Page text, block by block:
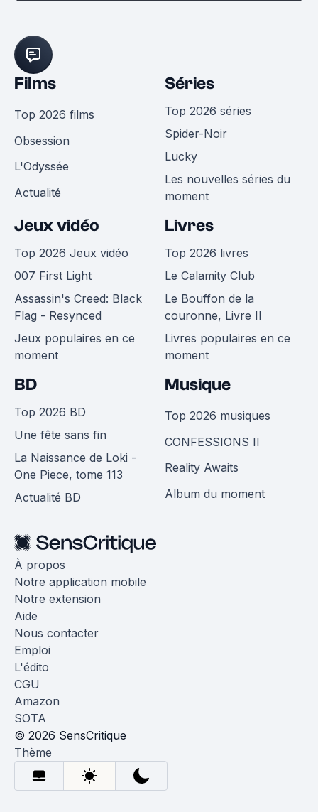
Films
Top 2026 films
Obsession
L'Odyssée
Actualité
Séries
Top 2026 séries
Spider-Noir
Lucky
Les nouvelles séries du
moment
Jeux vidéo
Top 2026 Jeux vidéo
007 First Light
Assassin's Creed: Black
Flag - Resynced
Jeux populaires en ce
moment
Livres
Top 2026 livres
Le Calamity Club
Le Bouffon de la
couronne, Livre II
Livres populaires en ce
moment
BD
Top 2026 BD
Une fête sans fin
La Naissance de Loki -
One Piece, tome 113
Actualité BD
Musique
Top 2026 musiques
CONFESSIONS II
Reality Awaits
Album du moment
À propos
Notre application mobile
Notre extension
Aide
Nous contacter
Emploi
L'édito
CGU
Amazon
SOTA
© 2026 SensCritique
Thème